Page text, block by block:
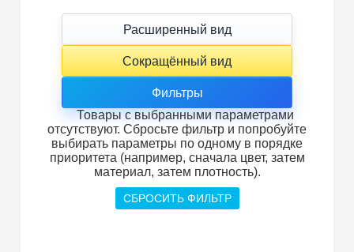
Расширенный вид
Сокращённый вид
Фильтры
Товары с выбранными параметрами
отсутствуют. Сбросьте фильтр и попробуйте
выбирать параметры по одному в порядке
приоритета (например, сначала цвет, затем
материал, затем плотность).
СБРОСИТЬ ФИЛЬТР